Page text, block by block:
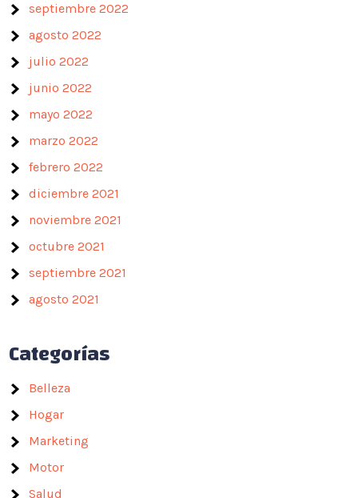
septiembre 2022
agosto 2022
julio 2022
junio 2022
mayo 2022
marzo 2022
febrero 2022
diciembre 2021
noviembre 2021
octubre 2021
septiembre 2021
agosto 2021
Categorías
Belleza
Hogar
Marketing
Motor
Salud